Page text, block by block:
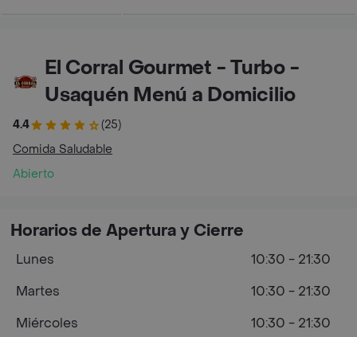
El Corral Gourmet - Turbo -
Usaquén Menú a Domicilio
4.4
(25)
Comida Saludable
Abierto
Horarios de Apertura y Cierre
Lunes
10:30 - 21:30
Martes
10:30 - 21:30
Miércoles
10:30 - 21:30